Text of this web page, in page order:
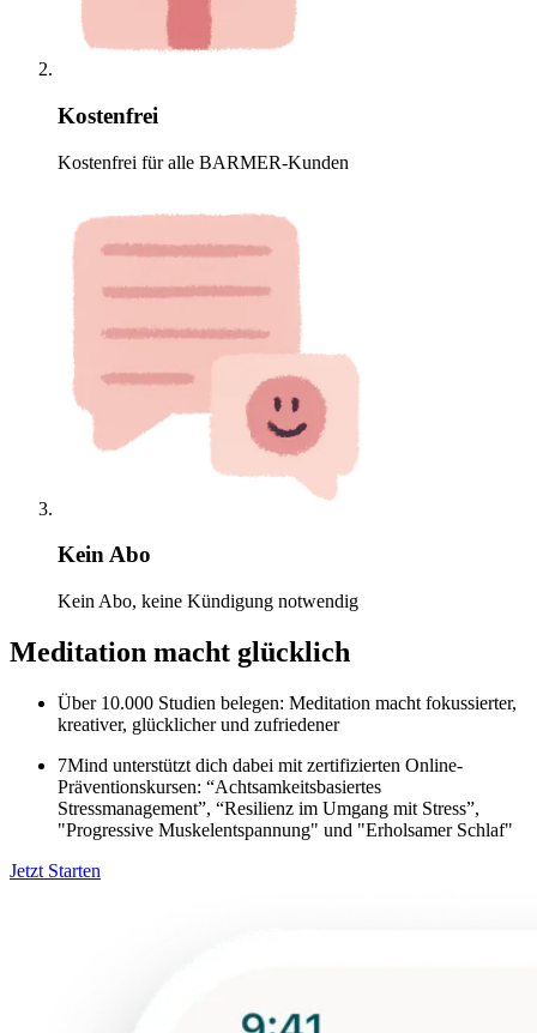
Kostenfrei
Kostenfrei für alle BARMER-Kunden
Kein Abo
Kein Abo, keine Kündigung notwendig
Meditation macht glücklich
Über 10.000 Studien belegen: Meditation macht fokussierter,
kreativer, glücklicher und zufriedener
7Mind unterstützt dich dabei mit zertifizierten Online-
Präventionskursen: “Achtsamkeitsbasiertes
Stressmanagement”, “Resilienz im Umgang mit Stress”,
"Progressive Muskelentspannung" und "Erholsamer Schlaf"
Jetzt Starten